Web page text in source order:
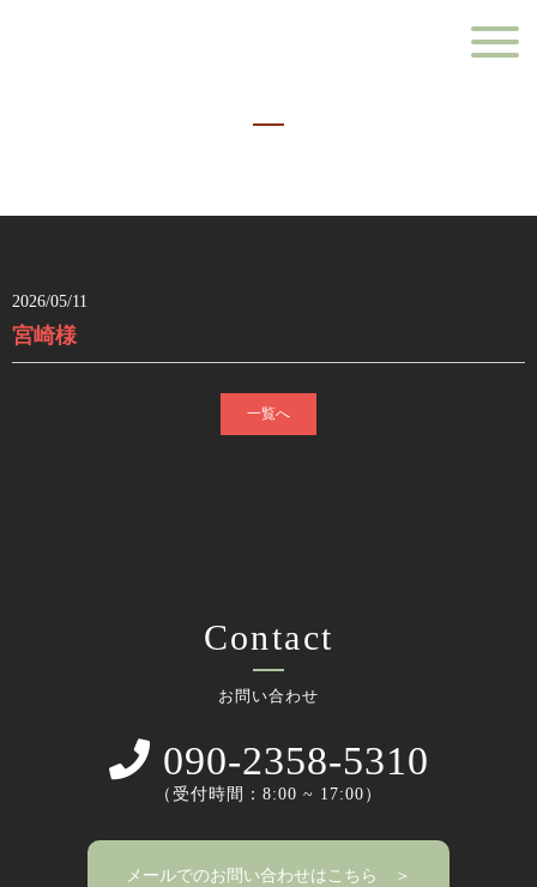
2026/05/11
宮崎様
一覧へ
Contact
お問い合わせ
090-2358-5310
（受付時間：8:00 ~ 17:00）
メールでのお問い合わせはこちら ＞